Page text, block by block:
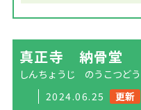
真正寺 納骨堂
しんちょうじ のうこつどう
2024.06.25
更新